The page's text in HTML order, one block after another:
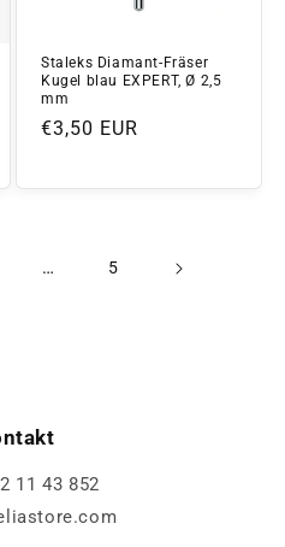
Staleks Diamant-Fräser
Kugel blau EXPERT, Ø 2,5
mm
Normaler
€3,50 EUR
… 5
11 43 852